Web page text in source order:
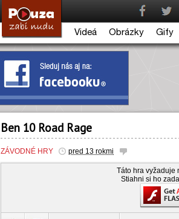
Videá Obrázky Gify
Ben 10 Road Rage
ZÁVODNÉ HRY pred 13 rokmi
Táto hra vyžaduje
Stiahni si ho